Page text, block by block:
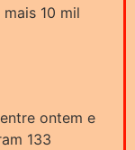
10 mil
ontem e
133